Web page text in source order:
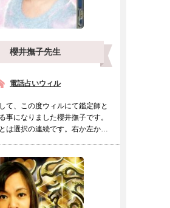
櫻井撫子先生
電話占いウィル
て、この度ウィルにて鑑定師と
事になりました櫻井撫子です。
は選択の連続です。右か左か進